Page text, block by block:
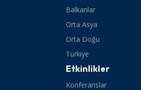
Balkanlar
Orta Asya
Orta Doğu
Türkiye
Etkinlikler
Konferanslar